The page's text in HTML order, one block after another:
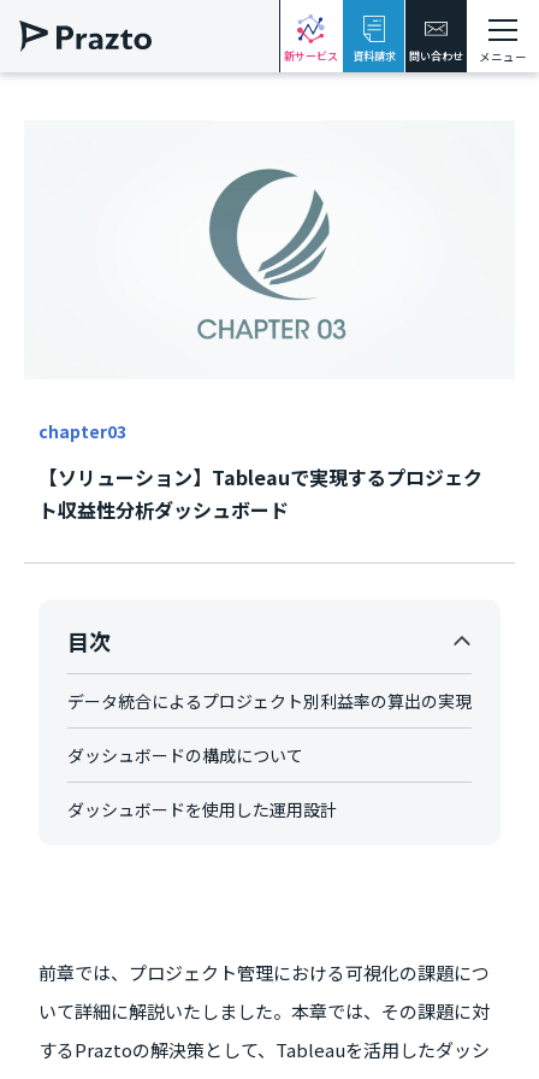
新サービス 資料請求 問い合わせ メニュー
chapter03
【ソリューション】Tableauで実現するプロジェク
ト収益性分析ダッシュボード
目次
データ統合によるプロジェクト別利益率の算出の実現
ダッシュボードの構成について
ダッシュボードを使用した運用設計
前章では、プロジェクト管理における可視化の課題につ
いて詳細に解説いたしました。本章では、その課題に対
するPraztoの解決策として、Tableauを活用したダッシ